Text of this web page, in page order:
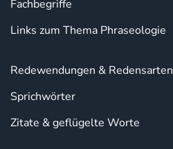
Fachbegriffe
Links zum Thema Phraseologie
Redewendungen & Redensarten
Sprichwörter
Zitate & geflügelte Worte